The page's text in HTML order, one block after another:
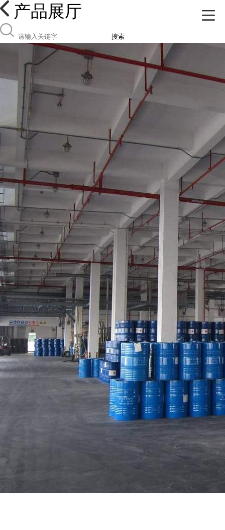
产品展厅
搜索